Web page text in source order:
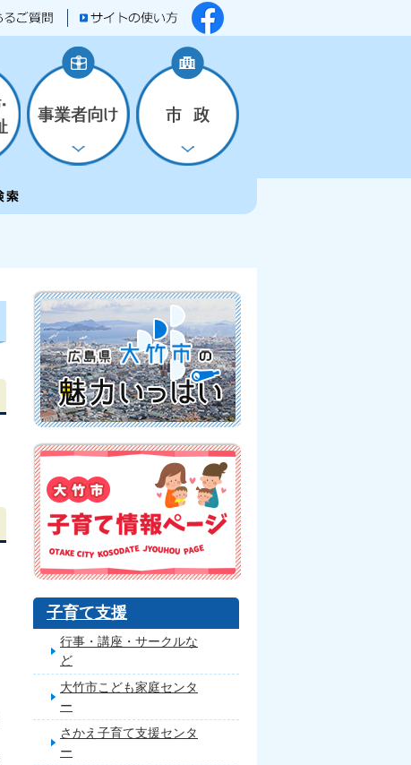
子育て支援
行事・講座・サークルな
ど
大竹市こども家庭センタ
ー
さかえ子育て支援センタ
ー